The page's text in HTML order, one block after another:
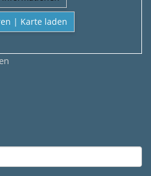
| Karte laden